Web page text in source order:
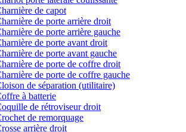
de capot
de porte arrière droit
de porte arrière gauche
de porte avant droit
de porte avant gauche
de porte de coffre droit
de porte de coffre gauche
de séparation (utilitaire)
à batterie
de rétroviseur droit
de remorquage
arrière droit